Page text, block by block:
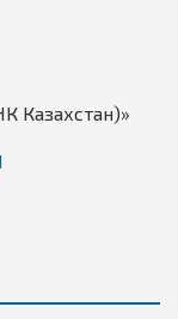
Казахстан)»